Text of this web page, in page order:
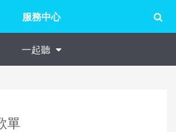
服務中心
一起聽
單